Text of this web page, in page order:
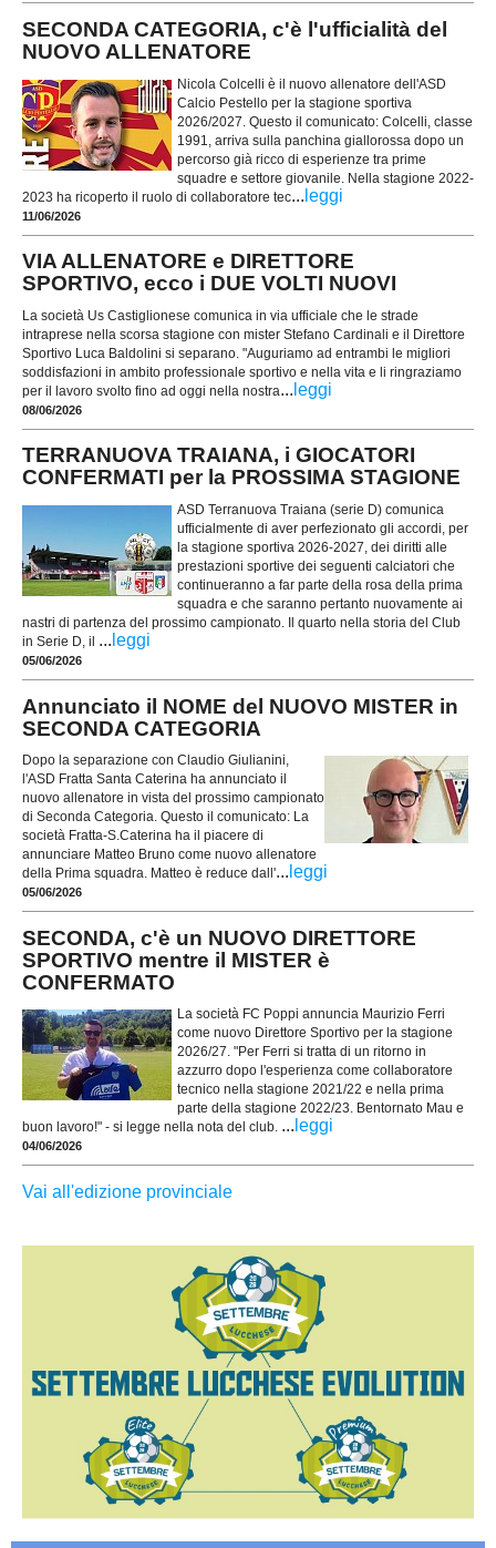
SECONDA CATEGORIA, c'è l'ufficialità del
NUOVO ALLENATORE
Nicola Colcelli è il nuovo allenatore dell'ASD
Calcio Pestello per la stagione sportiva
2026/2027. Questo il comunicato: Colcelli, classe
1991, arriva sulla panchina giallorossa dopo un
percorso già ricco di esperienze tra prime
squadre e settore giovanile. Nella stagione 2022-
2023 ha ricoperto il ruolo di collaboratore tec... leggi
11/06/2026
VIA ALLENATORE e DIRETTORE
SPORTIVO, ecco i DUE VOLTI NUOVI
La società Us Castiglionese comunica in via ufficiale che le strade
intraprese nella scorsa stagione con mister Stefano Cardinali e il Direttore
Sportivo Luca Baldolini si separano. "Auguriamo ad entrambi le migliori
soddisfazioni in ambito professionale sportivo e nella vita e li ringraziamo
per il lavoro svolto fino ad oggi nella nostra... leggi
08/06/2026
TERRANUOVA TRAIANA, i GIOCATORI
CONFERMATI per la PROSSIMA STAGIONE
ASD Terranuova Traiana (serie D) comunica
ufficialmente di aver perfezionato gli accordi, per
la stagione sportiva ‪2026-2027, dei diritti alle
prestazioni sportive dei seguenti calciatori che
continueranno a far parte della rosa della prima
squadra e che saranno pertanto nuovamente ai
nastri di partenza del prossimo campionato. Il quarto nella storia del Club
in Serie D, il ... leggi
05/06/2026
Annunciato il NOME del NUOVO MISTER in
SECONDA CATEGORIA
Dopo la separazione con Claudio Giulianini,
l'ASD Fratta Santa Caterina ha annunciato il
nuovo allenatore in vista del prossimo campionato
di Seconda Categoria. Questo il comunicato: La
società Fratta-S.Caterina ha il piacere di
annunciare Matteo Bruno come nuovo allenatore
della Prima squadra. Matteo è reduce dall'... leggi
05/06/2026
SECONDA, c'è un NUOVO DIRETTORE
SPORTIVO mentre il MISTER è
CONFERMATO
La società FC Poppi annuncia Maurizio Ferri
come nuovo Direttore Sportivo per la stagione
2026/27. "Per Ferri si tratta di un ritorno in
azzurro dopo l'esperienza come collaboratore
tecnico nella stagione 2021/22 e nella prima
parte della stagione 2022/23. Bentornato Mau e
buon lavoro!" - si legge nella nota del club. ... leggi
04/06/2026
Vai all'edizione provinciale